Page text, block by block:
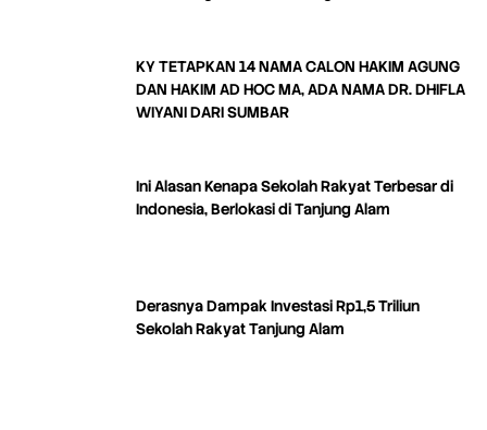
KY TETAPKAN 14 NAMA CALON HAKIM AGUNG
DAN HAKIM AD HOC MA, ADA NAMA DR. DHIFLA
WIYANI DARI SUMBAR
Ini Alasan Kenapa Sekolah Rakyat Terbesar di
Indonesia, Berlokasi di Tanjung Alam
Derasnya Dampak Investasi Rp1,5 Triliun
Sekolah Rakyat Tanjung Alam